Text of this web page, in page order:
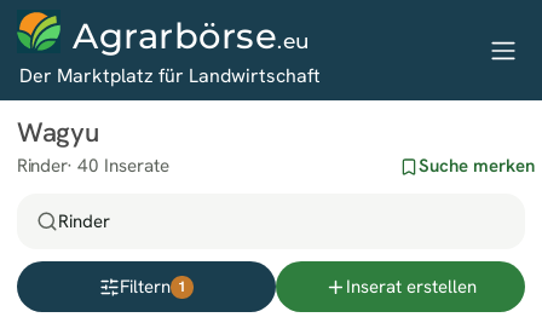
Agrarbörse.eu
Der Marktplatz für Landwirtschaft
Wagyu
Rinder 40 Inserate Suche merken
Rinder
Filtern 1 Inserat erstellen